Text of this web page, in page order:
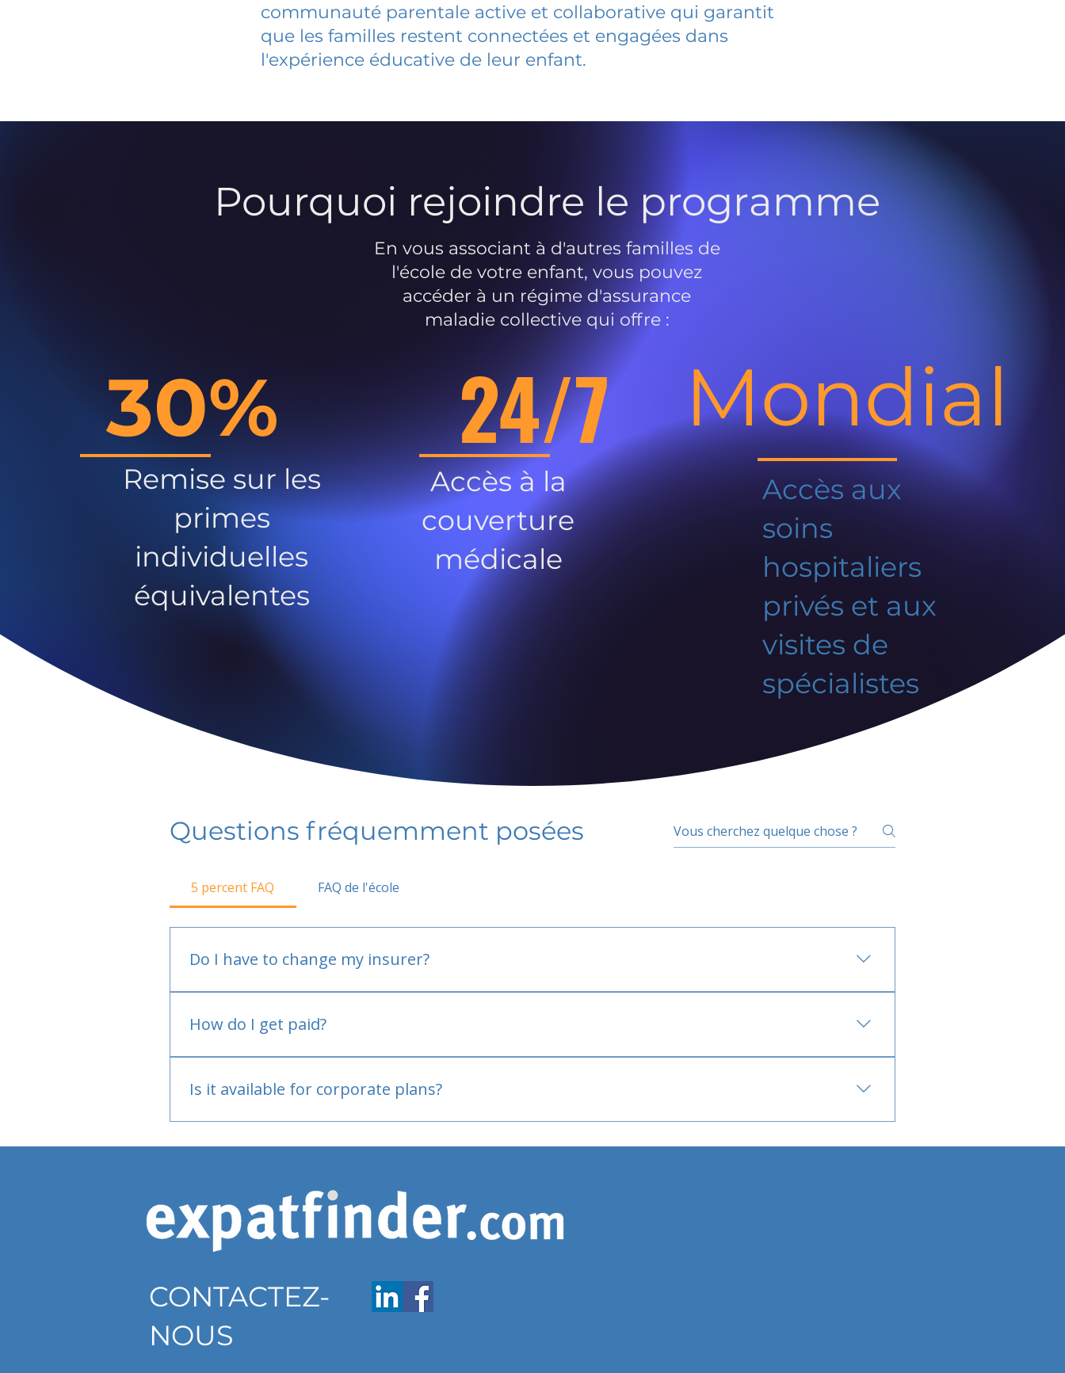
communauté parentale active et collaborative qui garantit
que les familles restent connectées et engagées dans
l'expérience éducative de leur enfant.
Pourquoi rejoindre le programme
En vous associant à d'autres familles de
l'école de votre enfant, vous pouvez
accéder à un régime d'assurance
maladie collective qui offre :
30%
Remise sur les
primes
individuelles
équivalentes
24/7
Accès à la
couverture
médicale
Mondial
Accès aux
soins
hospitaliers
privés et aux
visites de
spécialistes
Questions fréquemment posées
5 percent FAQ FAQ de l'école
Do I have to change my insurer?
How do I get paid?
Is it available for corporate plans?
CONTACTEZ-
NOUS